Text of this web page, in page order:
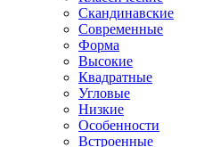
Скандинавские
Современные
Форма
Высокие
Квадратные
Угловые
Низкие
Особенности
Встроенные